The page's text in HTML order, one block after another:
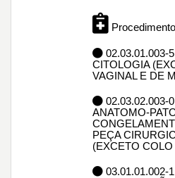
02.03.01.003-
CITOLOGIA
VAGINAL E DE
02.03.02.003-
ANATOMO-
PEÇA
(EXCETO
03.01.01.002-